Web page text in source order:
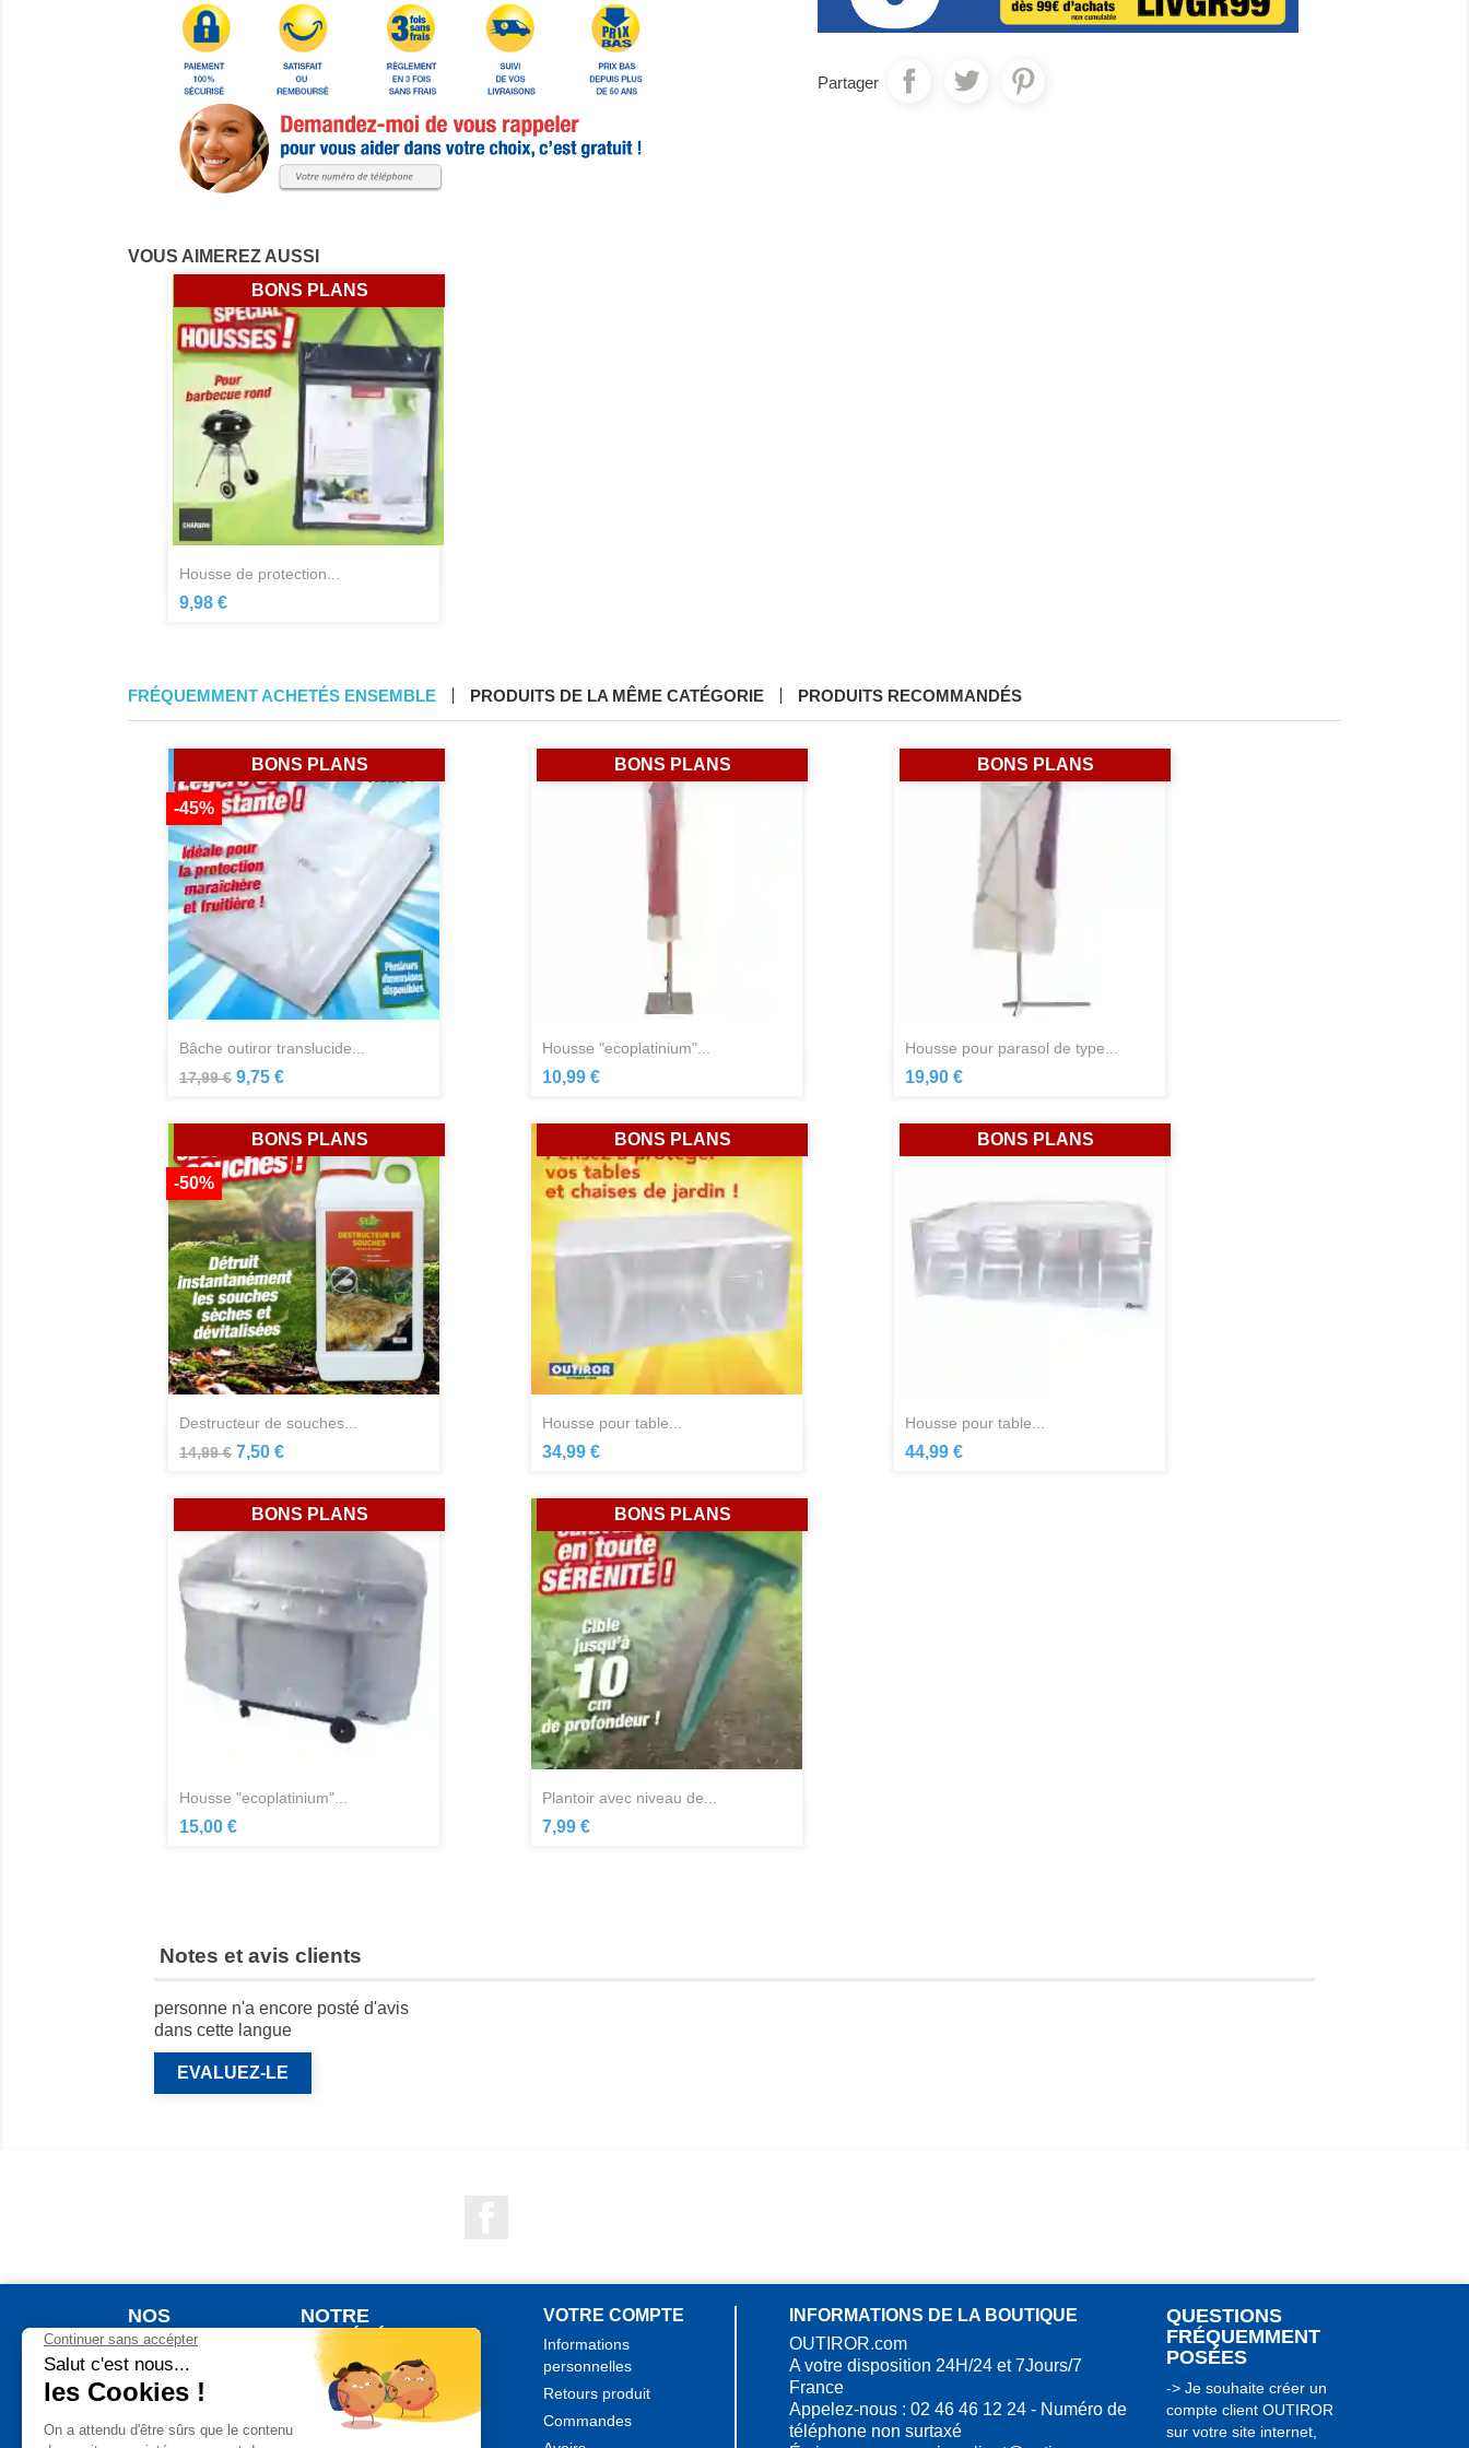
Partager
VOUS AIMEREZ AUSSI
housse de protection...
9,98 €
BONS PLANS
FRÉQUEMMENT ACHETÉS ENSEMBLE PRODUITS DE LA MÊME CATÉGORIE PRODUITS RECOMMANDÉS
bâche outiror translucide...
17,99 €
-45%
9,75 €
BONS PLANS
Aperçu rapide
housse "ecoplatinium"...
10,99 €
BONS PLANS
housse pour parasol de type...
19,90 €
BONS PLANS
destructeur de souches...
14,99 €
-50%
7,50 €
BONS PLANS
Aperçu rapide
housse pour table...
34,99 €
BONS PLANS
housse pour table...
44,99 €
BONS PLANS
housse "ecoplatinium"...
15,00 €
BONS PLANS
plantoir avec niveau de...
7,99 €
BONS PLANS
Notes et avis clients
personne n'a encore posté d'avis
dans cette langue
EVALUEZ-LE
NOS
PRODUITS
Nouveaux produits
Meilleures ventes
Jardinage
NOTRE
SOCIÉTÉ
Qui sommes nous ?
Votre commande
Votre livraison
VOTRE COMPTE
Informations
personnelles
Retours produit
Commandes
INFORMATIONS DE LA BOUTIQUE
OUTIROR.com
A votre disposition 24H/24 et 7Jours/7
France
Appelez-nous : 02 46 46 12 24 - Numéro de
téléphone non surtaxé
QUESTIONS
FRÉQUEMMENT
POSÉES
-> Je souhaite créer un
compte client OUTIROR
sur votre site internet,